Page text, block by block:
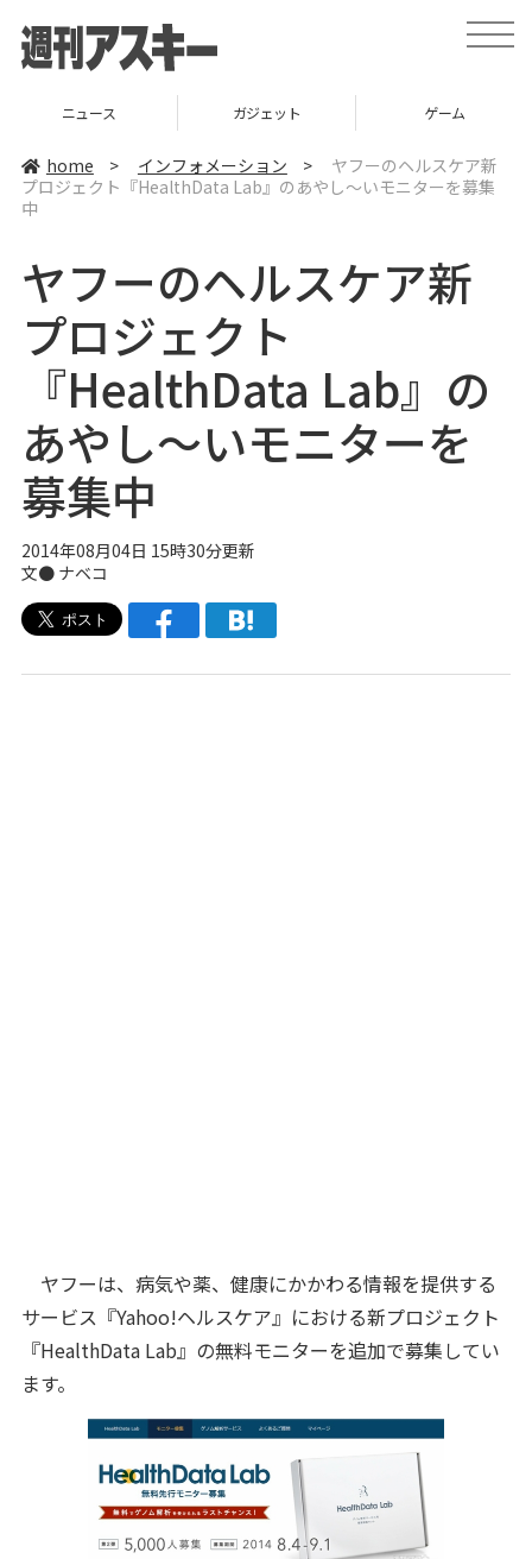
t
o
a
v
i
ニュース ガジェット ゲーム
home > インフォメーション >
ヤフーのヘルスケア新
プロジェクト『HealthData Lab』のあやし～いモニターを募集
中
ヤフーのヘルスケア新
プロジェクト
『HealthData Lab』の
あやし～いモニターを
募集中
2014年08月04日 15時30分更新
文● ナベコ
ヤフーは、病気や薬、健康にかかわる情報を提供する
サービス『Yahoo!ヘルスケア』における新プロジェクト
『HealthData Lab』の無料モニターを追加で募集してい
ます。